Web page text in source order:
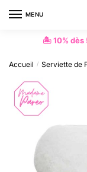
MENU
🏝 10% dès
Accueil / Serviette de